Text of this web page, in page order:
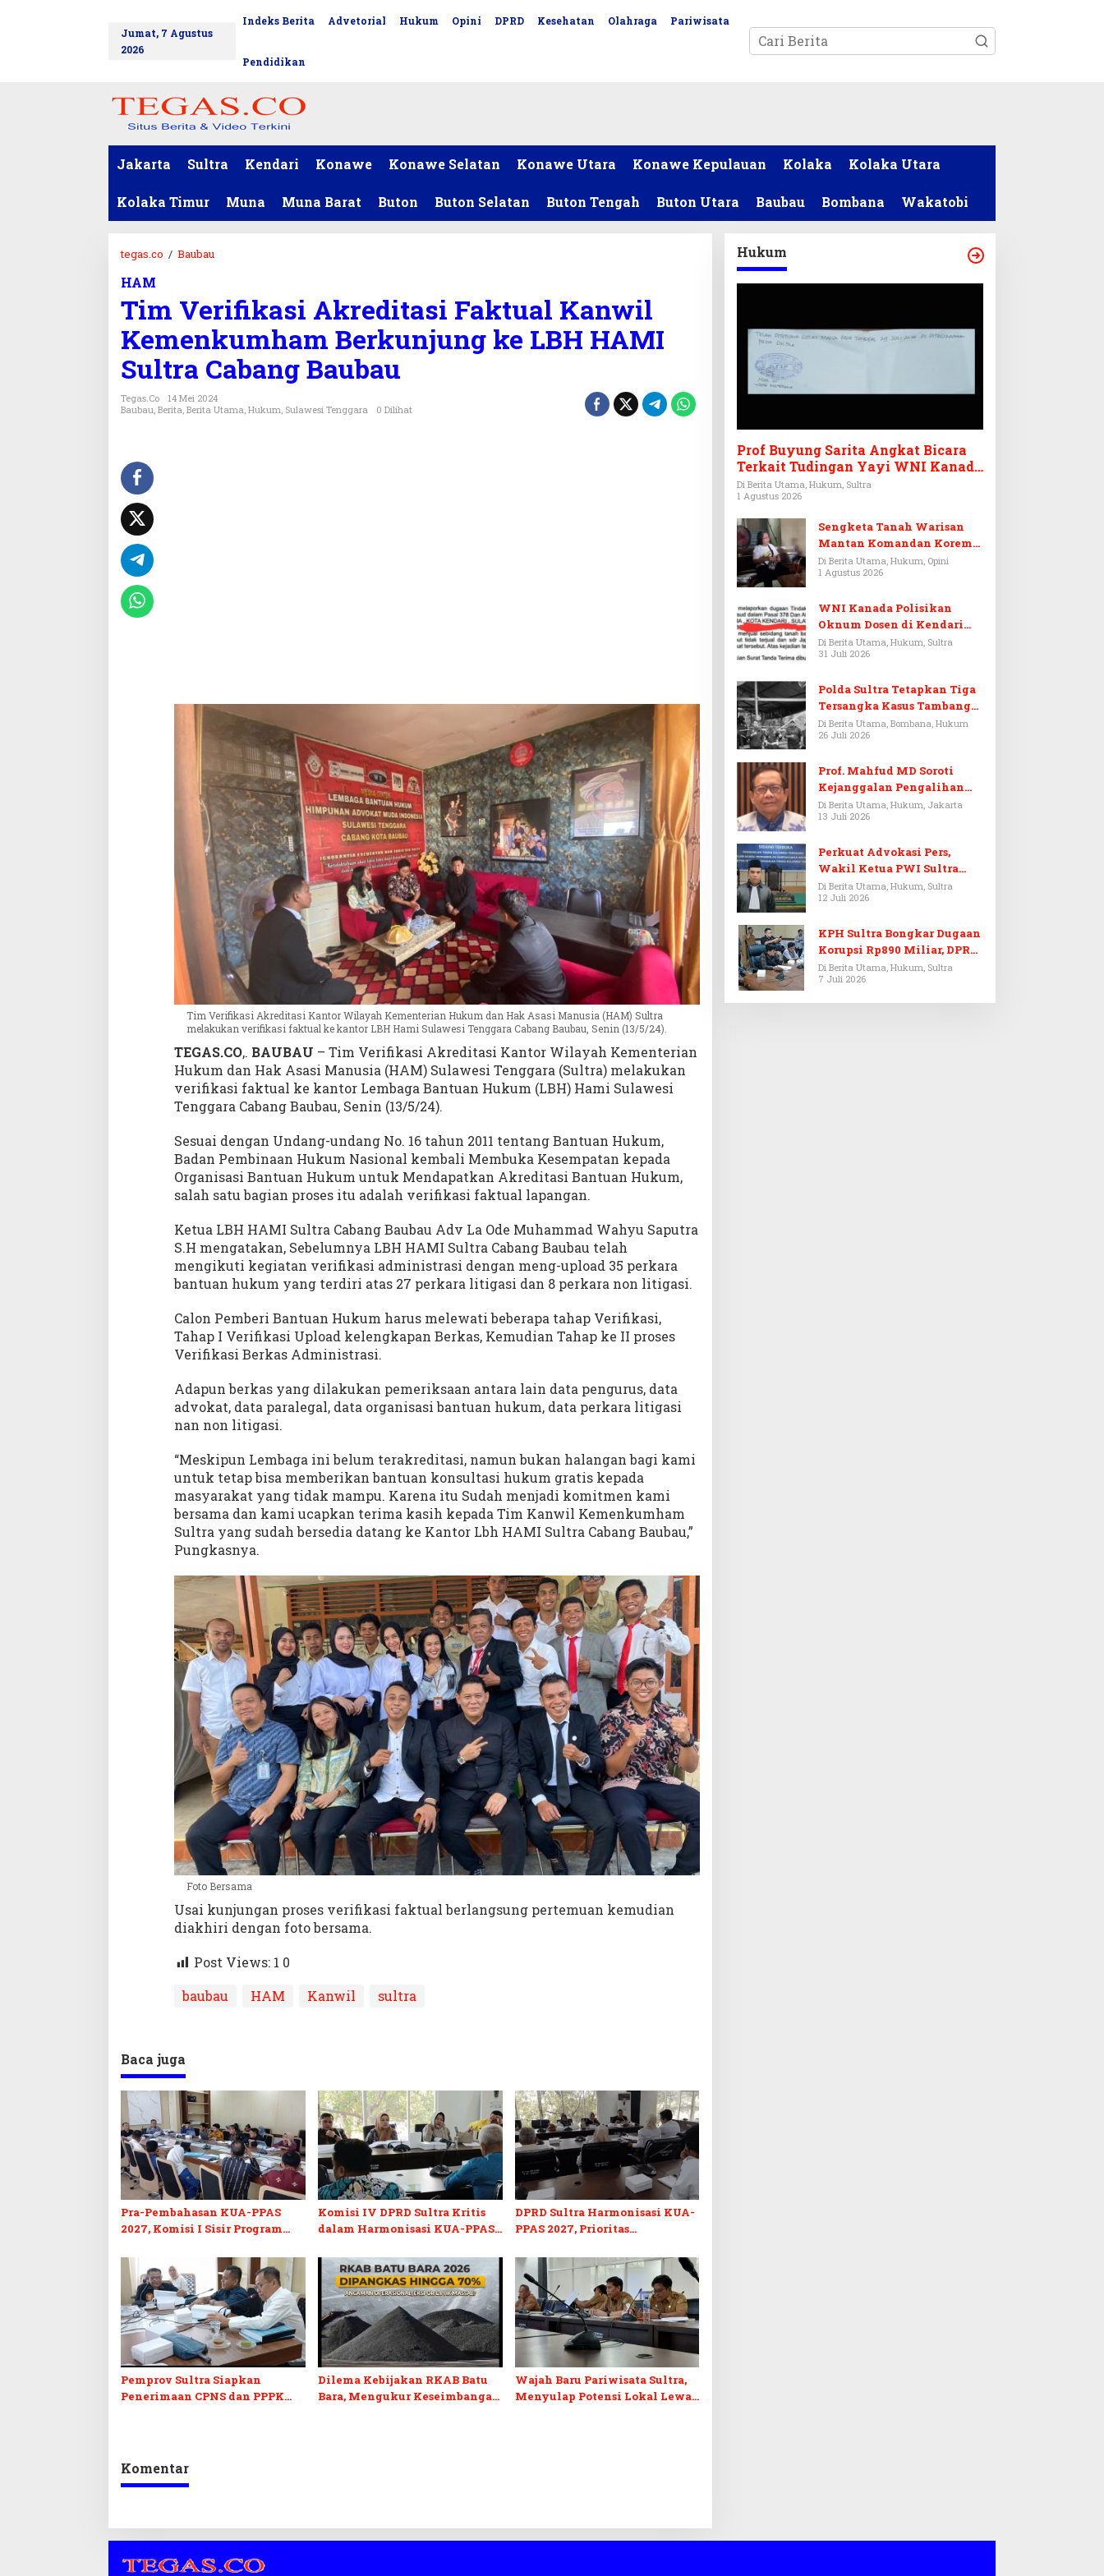
Jumat, 7 Agustus
2026
Indeks Berita Advetorial Hukum Opini DPRD Kesehatan Olahraga Pariwisata
Pendidikan
Jakarta Sultra Kendari Konawe Konawe Selatan Konawe Utara Konawe Kepulauan Kolaka Kolaka Utara
Kolaka Timur Muna Muna Barat Buton Buton Selatan Buton Tengah Buton Utara Baubau Bombana Wakatobi
tegas.co / Baubau
V
e
r
i
f
k
a
a
n
w
i
l
K
e
m
e
n
k
u
m
h
m
B
r
k
u
n
u
n
g
k
L
B
H
H
A
I
S
u
t
r
a
a
b
a
n
g
B
a
b
u
HAM
Tim Verifikasi Akreditasi Faktual Kanwil
Kemenkumham Berkunjung ke LBH HAMI
Sultra Cabang Baubau
Tegas.co
14 Mei 2024
Baubau, Berita, Berita Utama, Hukum, Sulawesi Tenggara 0 Dilihat
Tim Verifikasi Akreditasi Kantor Wilayah Kementerian Hukum dan Hak Asasi Manusia (HAM) Sultra
melakukan verifikasi faktual ke kantor LBH Hami Sulawesi Tenggara Cabang Baubau, Senin (13/5/24).
TEGAS.CO,. BAUBAU – Tim Verifikasi Akreditasi Kantor Wilayah Kementerian
Hukum dan Hak Asasi Manusia (HAM) Sulawesi Tenggara (Sultra) melakukan
verifikasi faktual ke kantor Lembaga Bantuan Hukum (LBH) Hami Sulawesi
Tenggara Cabang Baubau, Senin (13/5/24).
Sesuai dengan Undang-undang No. 16 tahun 2011 tentang Bantuan Hukum,
Badan Pembinaan Hukum Nasional kembali Membuka Kesempatan kepada
Organisasi Bantuan Hukum untuk Mendapatkan Akreditasi Bantuan Hukum,
salah satu bagian proses itu adalah verifikasi faktual lapangan.
Ketua LBH HAMI Sultra Cabang Baubau Adv La Ode Muhammad Wahyu Saputra
S.H mengatakan, Sebelumnya LBH HAMI Sultra Cabang Baubau telah
mengikuti kegiatan verifikasi administrasi dengan meng-upload 35 perkara
bantuan hukum yang terdiri atas 27 perkara litigasi dan 8 perkara non litigasi.
Calon Pemberi Bantuan Hukum harus melewati beberapa tahap Verifikasi,
Tahap I Verifikasi Upload kelengkapan Berkas, Kemudian Tahap ke II proses
Verifikasi Berkas Administrasi.
Adapun berkas yang dilakukan pemeriksaan antara lain data pengurus, data
advokat, data paralegal, data organisasi bantuan hukum, data perkara litigasi
nan non litigasi.
“Meskipun Lembaga ini belum terakreditasi, namun bukan halangan bagi kami
untuk tetap bisa memberikan bantuan konsultasi hukum gratis kepada
masyarakat yang tidak mampu. Karena itu Sudah menjadi komitmen kami
bersama dan kami ucapkan terima kasih kepada Tim Kanwil Kemenkumham
Sultra yang sudah bersedia datang ke Kantor Lbh HAMI Sultra Cabang Baubau,”
Pungkasnya.
Foto Bersama
Usai kunjungan proses verifikasi faktual berlangsung pertemuan kemudian
diakhiri dengan foto bersama.
Post Views: 1 0
baubau
HAM Kanwil sultra
Baca juga
Pra-Pembahasan KUA-PPAS
2027, Komisi I Sisir Program
Komisi IV DPRD Sultra Kritis
dalam Harmonisasi KUA-PPAS
DPRD Sultra Harmonisasi KUA-
PPAS 2027, Prioritas
Pelunasan Utang Infrastruktur
Pemprov Sultra Siapkan
Penerimaan CPNS dan PPPK
Dilema Kebijakan RKAB Batu
Bara, Mengukur Keseimbangan
Wajah Baru Pariwisata Sultra,
Menyulap Potensi Lokal Lewat
Komentar
Hukum
Prof Buyung Sarita Angkat Bicara
Terkait Tudingan Yayi WNI Kanada
Ditagih Utang Rp3,6 Miliar
Di Berita Utama, Hukum, Sultra
1 Agustus 2026
Sengketa Tanah Warisan
Mantan Komandan Korem
143/HO, Ketika Warisan
Menjadi Arena Pemerasan
Di Berita Utama, Hukum, Opini
1 Agustus 2026
WNI Kanada Polisikan
Oknum Dosen di Kendari
Terkait Aset Puluhan Miliar
Di Berita Utama, Hukum, Sultra
31 Juli 2026
Polda Sultra Tetapkan Tiga
Tersangka Kasus Tambang
Emas Ilegal di Bombana
Di Berita Utama, Bombana, Hukum
26 Juli 2026
Prof. Mahfud MD Soroti
Kejanggalan Pengalihan
Penyelidikan Tersangka
Febrie Adriansyah
Di Berita Utama, Hukum, Jakarta
13 Juli 2026
Perkuat Advokasi Pers,
Wakil Ketua PWI Sultra
Resmi Dilantik Menjadi
Advokat PERADI
Di Berita Utama, Hukum, Sultra
12 Juli 2026
KPH Sultra Bongkar Dugaan
Korupsi Rp890 Miliar, DPRD
Sultra Gelar RDP
Di Berita Utama, Hukum, Sultra
7 Juli 2026